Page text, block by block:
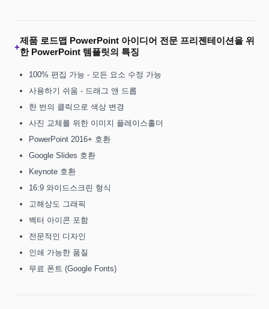
+
제품 로드맵 PowerPoint 아이디어 전문 프리젠테이션을 위
한 PowerPoint 템플릿의 특징
100% 편집 가능 - 모든 요소 수정 가능
사용하기 쉬움 - 드래그 앤 드롭
한 번의 클릭으로 색상 변경
사진 교체를 위한 이미지 플레이스홀더
PowerPoint 2016+ 호환
Google Slides 호환
Keynote 호환
16:9 와이드스크린 형식
고해상도 그래픽
벡터 아이콘 포함
전문적인 디자인
인쇄 가능한 품질
무료 폰트 (Google Fonts)